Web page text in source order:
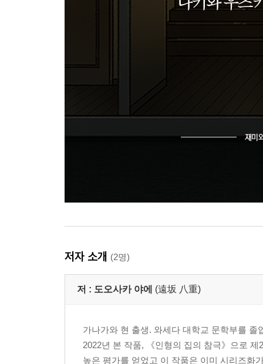
저자 소개 (2명)
저 : 도오사카 야에 (遠坂 八重)
가나가와 현 출생. 와세다 대학교 문학부를
2022년 본 작품, 《인형의 집의 참극》으로
높은 평가를 얻었고 이 작품은 이미 시리즈화